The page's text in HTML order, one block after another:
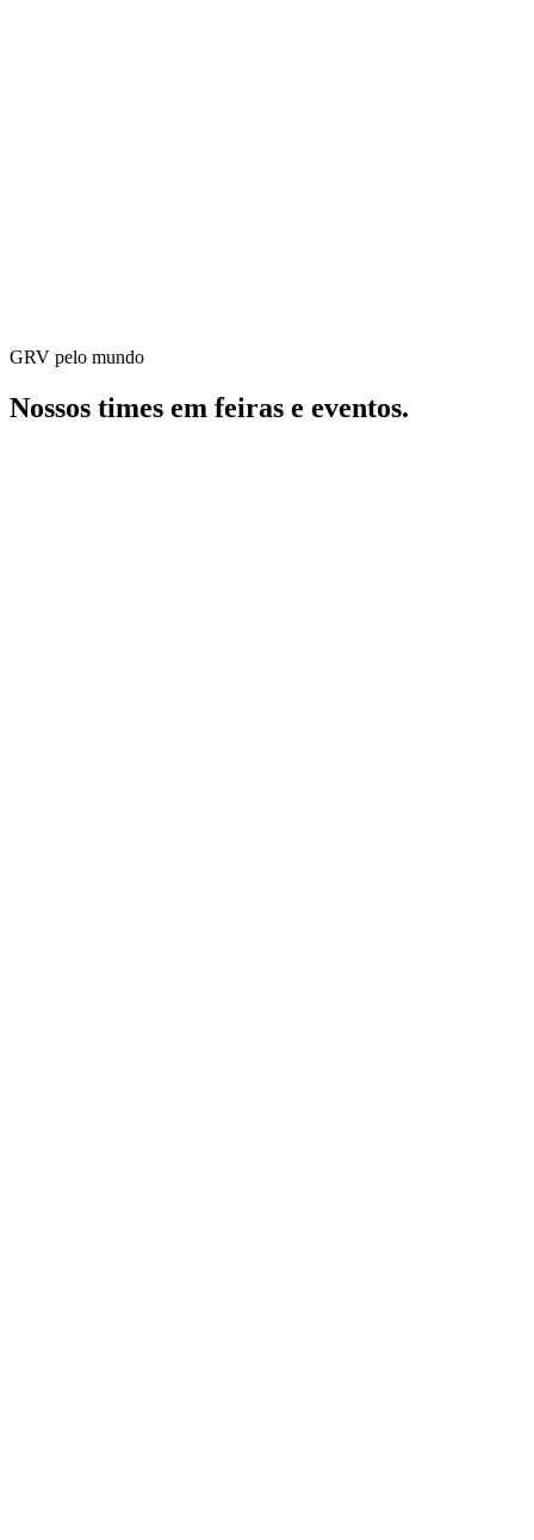
GRV pelo mundo
Nossos times em feiras e eventos.